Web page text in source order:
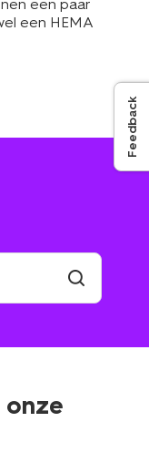
Feedback
een paar
een HEMA
onze